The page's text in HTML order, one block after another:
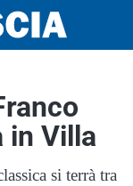
in Villa
si terrà tra